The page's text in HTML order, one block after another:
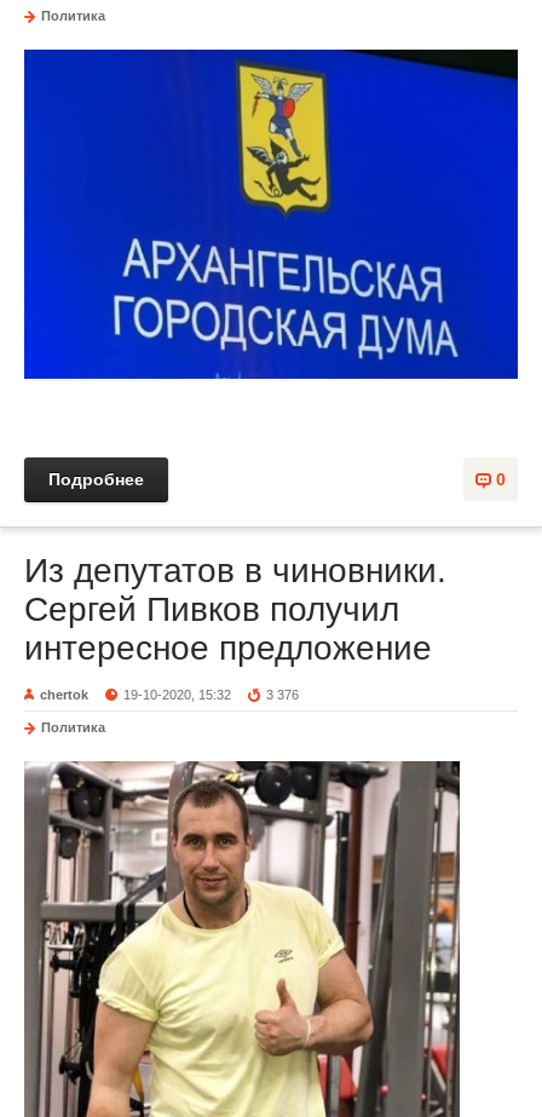
Политика
0
Подробнее
Из депутатов в чиновники.
Сергей Пивков получил
интересное предложение
chertok 19-10-2020, 15:32 3 376
Политика